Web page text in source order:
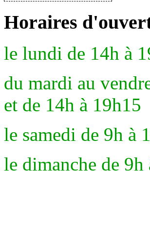
Horaires
le lundi de 14h à
du mardi au
et de 14h à 19h15
le samedi de 9h à
le dimanche de 9h